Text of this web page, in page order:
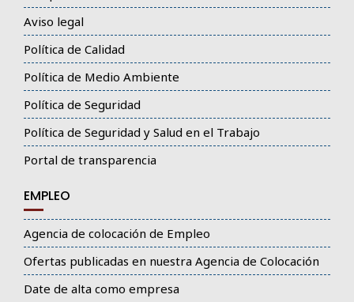
Aviso legal
Política de Calidad
Política de Medio Ambiente
Política de Seguridad
Política de Seguridad y Salud en el Trabajo
Portal de transparencia
EMPLEO
Agencia de colocación de Empleo
Ofertas publicadas en nuestra Agencia de Colocación
Date de alta como empresa